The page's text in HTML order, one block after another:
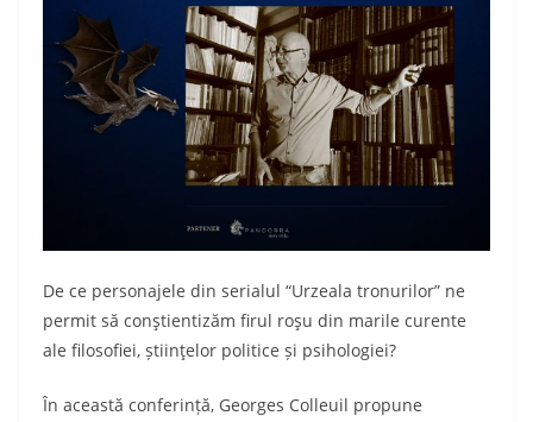
De ce personajele din serialul “Urzeala tronurilor” ne
permit să conştientizăm firul roşu din marile curente
ale filosofiei, știinţelor politice și psihologiei?
În această conferință, Georges Colleuil propune